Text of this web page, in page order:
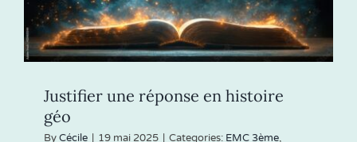
Justifier une réponse en histoire
géo
ByCécile | 19 mai 2025 | Categories: EMC 3ème,